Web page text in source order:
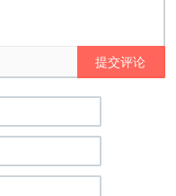
提交评论